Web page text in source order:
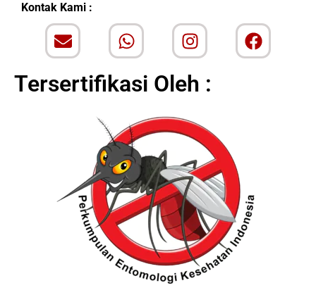
Kontak Kami :
Tersertifikasi Oleh :